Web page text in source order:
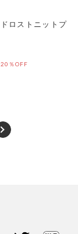
ロストニットプ
20％OFF